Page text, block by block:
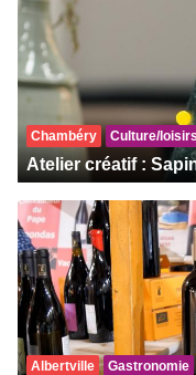
Chambéry Culture/loisirs
Atelier créatif :
Albertville Gastronomie